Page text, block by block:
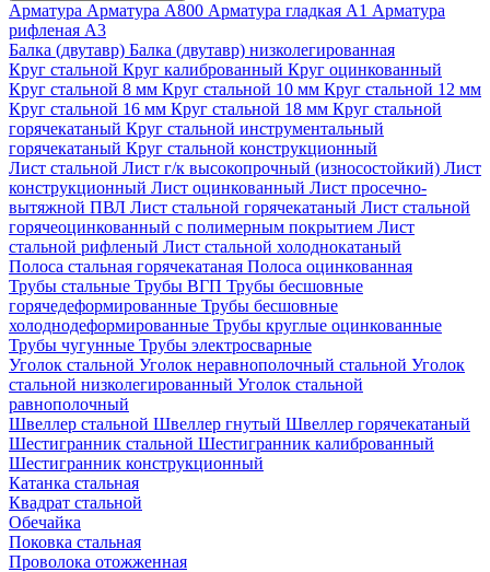
Арматура Арматура А800 Арматура гладкая А1 Арматура
рифленая А3
Балка (двутавр) Балка (двутавр) низколегированная
Круг стальной Круг калиброванный Круг оцинкованный
Круг стальной 8 мм Круг стальной 10 мм Круг стальной 12 мм
Круг стальной 16 мм Круг стальной 18 мм Круг стальной
горячекатаный Круг стальной инструментальный
горячекатаный Круг стальной конструкционный
Лист стальной Лист г/к высокопрочный (износостойкий) Лист
конструкционный Лист оцинкованный Лист просечно-
вытяжной ПВЛ Лист стальной горячекатаный Лист стальной
горячеоцинкованный с полимерным покрытием Лист
стальной рифленый Лист стальной холоднокатаный
Полоса стальная горячекатаная Полоса оцинкованная
Трубы стальные Трубы ВГП Трубы бесшовные
горячедеформированные Трубы бесшовные
холоднодеформированные Трубы круглые оцинкованные
Трубы чугунные Трубы электросварные
Уголок стальной Уголок неравнополочный стальной Уголок
стальной низколегированный Уголок стальной
равнополочный
Швеллер стальной Швеллер гнутый Швеллер горячекатаный
Шестигранник стальной Шестигранник калиброванный
Шестигранник конструкционный
Катанка стальная
Квадрат стальной
Обечайка
Поковка стальная
Проволока отожженная